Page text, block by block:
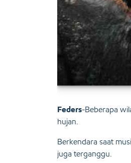
Feders-Beberapa
hujan.
Berkendara saat
juga terganggu.